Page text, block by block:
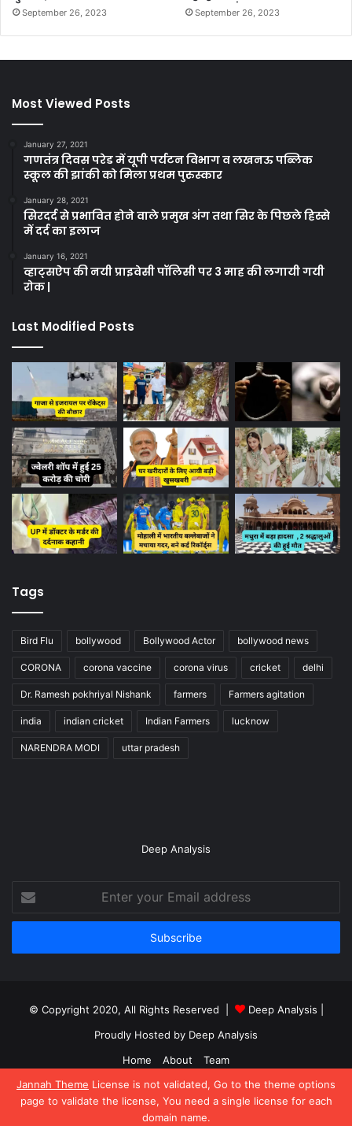
Jannah Theme License is not validated, Go to the theme options
page to validate the license, You need a single license for each
domain name.
September 26, 2023 September 26, 2023
Most Viewed Posts
January 27, 2021
गणतंत्र दिवस परेड में यूपी पर्यटन विभाग व लखनऊ पब्लिक
स्कूल की झांकी को मिला प्रथम पुरुस्कार
January 28, 2021
सिरदर्द से प्रभावित होने वाले प्रमुख अंग तथा सिर के पिछले हिस्से
में दर्द का इलाज
January 16, 2021
व्हाट्सऐप की नयी प्राइवेसी पॉलिसी पर 3 माह की लगायी गयी
रोक |
Last Modified Posts
Tags
Bird Flu bollywood Bollywood Actor bollywood news
CORONA corona vaccine corona virus cricket delhi
Dr. Ramesh pokhriyal Nishank farmers Farmers agitation
india indian cricket Indian Farmers lucknow
NARENDRA MODI uttar pradesh
Deep Analysis
your
Email
© Copyright 2020, All Rights Reserved | Deep Analysis
Proudly Hosted by Deep Analysis
Home
About Team
Facebook
TwitterYouTubeInstagram